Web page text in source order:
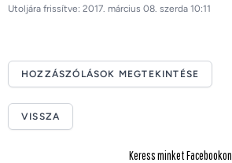
Utoljára frissítve: 2017. március 08. szerda 10:11
HOZZÁSZÓLÁSOK MEGTEKINTÉSE
VISSZA
Keress minket Facebookon